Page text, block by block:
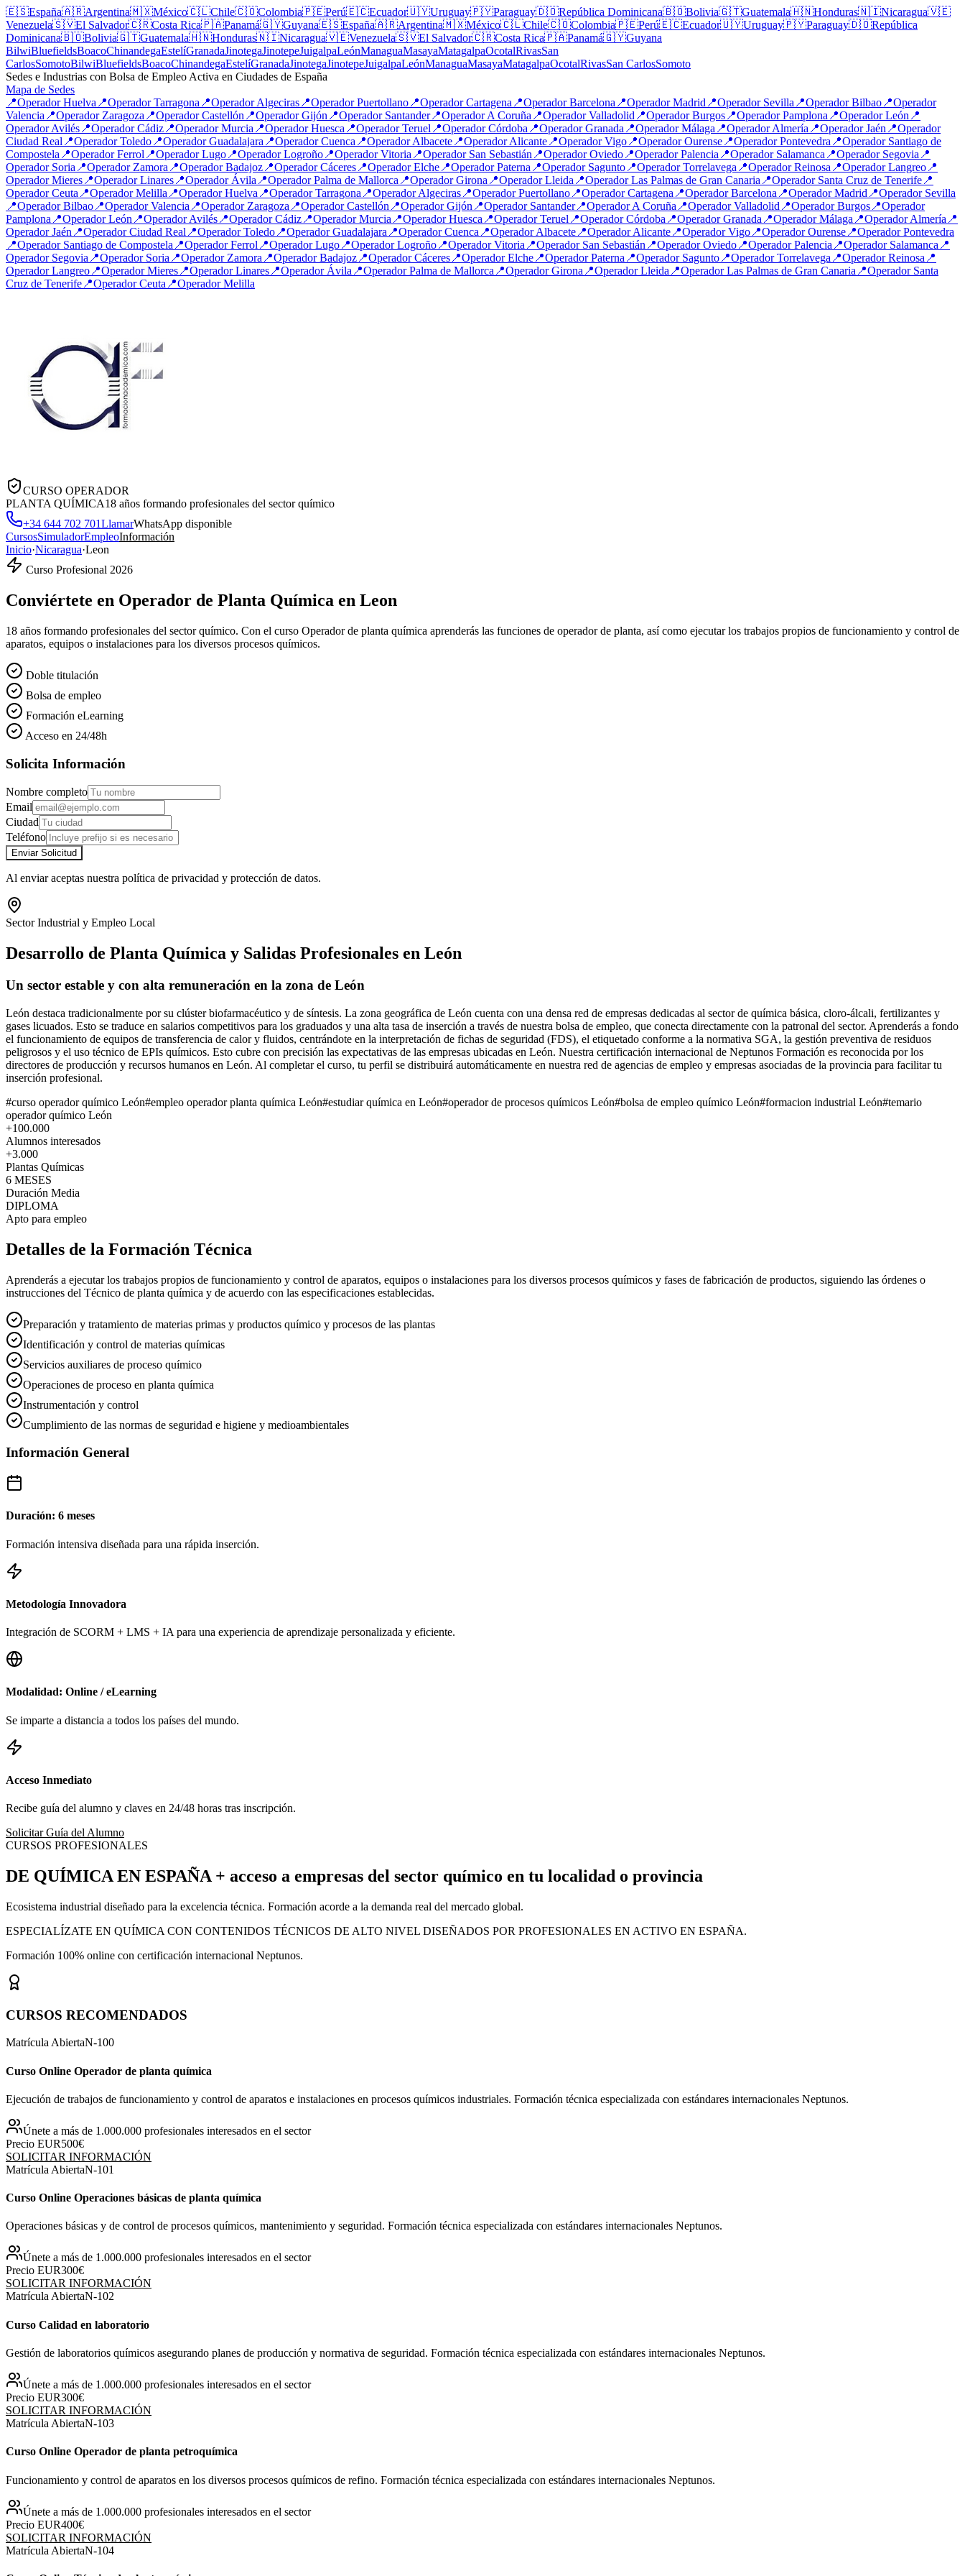
🇪🇸España🇦🇷Argentina🇲🇽México🇨🇱Chile🇨🇴Colombia🇵🇪Perú🇪🇨Ecuador🇺🇾Uruguay🇵🇾Paraguay🇩🇴República Dominicana🇧🇴Bolivia🇬🇹Guatemala🇭🇳Honduras🇳🇮Nicaragua🇻🇪
Venezuela🇸🇻El Salvador🇨🇷Costa Rica🇵🇦Panamá🇬🇾Guyana🇪🇸España🇦🇷Argentina🇲🇽México🇨🇱Chile🇨🇴Colombia🇵🇪Perú🇪🇨Ecuador🇺🇾Uruguay🇵🇾Paraguay🇩🇴República
Dominicana🇧🇴Bolivia🇬🇹Guatemala🇭🇳Honduras🇳🇮Nicaragua🇻🇪Venezuela🇸🇻El Salvador🇨🇷Costa Rica🇵🇦Panamá🇬🇾Guyana
BilwiBluefieldsBoacoChinandegaEstelíGranadaJinotegaJinotepeJuigalpaLeónManaguaMasayaMatagalpaOcotalRivasSan
CarlosSomotoBilwiBluefieldsBoacoChinandegaEstelíGranadaJinotegaJinotepeJuigalpaLeónManaguaMasayaMatagalpaOcotalRivasSan CarlosSomoto
Sedes e Industrias con Bolsa de Empleo Activa en Ciudades de España
Mapa de Sedes
📍OperadorHuelva 📍OperadorTarragona 📍OperadorAlgeciras 📍OperadorPuertollano 📍OperadorCartagena 📍OperadorBarcelona 📍OperadorMadrid 📍Operador Sevilla 📍OperadorBilbao 📍Operador
Valencia 📍Operador Zaragoza 📍OperadorCastellón 📍OperadorGijón 📍Operador Santander📍OperadorA Coruña 📍OperadorValladolid 📍OperadorBurgos 📍OperadorPamplona 📍OperadorLeón 📍
OperadorAvilés 📍OperadorCádiz 📍OperadorMurcia 📍OperadorHuesca 📍OperadorTeruel 📍OperadorCórdoba 📍OperadorGranada 📍OperadorMálaga 📍OperadorAlmería 📍OperadorJaén 📍Operador
Ciudad Real 📍OperadorToledo 📍OperadorGuadalajara 📍OperadorCuenca 📍OperadorAlbacete 📍OperadorAlicante 📍OperadorVigo 📍OperadorOurense 📍OperadorPontevedra 📍Operador Santiago de
Compostela 📍OperadorFerrol 📍OperadorLugo 📍OperadorLogroño 📍OperadorVitoria 📍Operador San Sebastián 📍OperadorOviedo 📍OperadorPalencia 📍Operador Salamanca 📍Operador Segovia 📍
Operador Soria 📍Operador Zamora 📍OperadorBadajoz 📍OperadorCáceres 📍OperadorElche 📍OperadorPaterna 📍Operador Sagunto 📍OperadorTorrelavega 📍OperadorReinosa 📍OperadorLangreo 📍
OperadorMieres 📍OperadorLinares 📍Operador Ávila 📍OperadorPalma de Mallorca 📍OperadorGirona 📍OperadorLleida 📍OperadorLas Palmas de Gran Canaria 📍Operador Santa Cruz de Tenerife 📍
OperadorCeuta 📍OperadorMelilla 📍OperadorHuelva 📍OperadorTarragona 📍OperadorAlgeciras 📍OperadorPuertollano 📍OperadorCartagena 📍OperadorBarcelona 📍OperadorMadrid 📍Operador Sevilla
📍OperadorBilbao 📍OperadorValencia 📍Operador Zaragoza 📍OperadorCastellón 📍OperadorGijón 📍Operador Santander📍OperadorA Coruña 📍OperadorValladolid 📍OperadorBurgos 📍Operador
Pamplona 📍OperadorLeón 📍OperadorAvilés 📍OperadorCádiz 📍OperadorMurcia 📍OperadorHuesca 📍OperadorTeruel 📍OperadorCórdoba 📍OperadorGranada 📍OperadorMálaga 📍OperadorAlmería 📍
OperadorJaén 📍OperadorCiudad Real 📍OperadorToledo 📍OperadorGuadalajara 📍OperadorCuenca 📍OperadorAlbacete 📍OperadorAlicante 📍OperadorVigo 📍OperadorOurense 📍OperadorPontevedra
📍Operador Santiago de Compostela 📍OperadorFerrol 📍OperadorLugo 📍OperadorLogroño 📍OperadorVitoria 📍Operador San Sebastián 📍OperadorOviedo 📍OperadorPalencia 📍Operador Salamanca 📍
Operador Segovia 📍Operador Soria 📍Operador Zamora 📍OperadorBadajoz 📍OperadorCáceres 📍OperadorElche 📍OperadorPaterna 📍Operador Sagunto 📍OperadorTorrelavega 📍OperadorReinosa 📍
OperadorLangreo 📍OperadorMieres 📍OperadorLinares 📍Operador Ávila 📍OperadorPalma de Mallorca 📍OperadorGirona 📍OperadorLleida 📍OperadorLas Palmas de Gran Canaria 📍Operador Santa
Cruz de Tenerife 📍OperadorCeuta 📍OperadorMelilla
CURSO OPERADOR
PLANTA QUÍMICA18 años formando profesionales del sector químico
+34 644 702 701LlamarWhatsApp disponible
CursosSimuladorEmpleoInformación
Inicio·Nicaragua·Leon
Curso Profesional 2026
Conviértete en Operador de Planta Química en Leon
18 años formando profesionales del sector químico. Con el curso Operador de planta química aprenderás las funciones de operador de planta, así como ejecutar los trabajos propios de funcionamiento y control de
aparatos, equipos o instalaciones para los diversos procesos químicos.
Doble titulación
Bolsa de empleo
Formación eLearning
Acceso en 24/48h
Solicita Información
Nombre completo
Email
Ciudad
Teléfono
Enviar Solicitud
Al enviar aceptas nuestra política de privacidad y protección de datos.
Sector Industrial y Empleo Local
Desarrollo de Planta Química y Salidas Profesionales en León
Un sector estable y con alta remuneración en la zona de León
León destaca tradicionalmente por su clúster biofarmacéutico y de síntesis. La zona geográfica de León cuenta con una densa red de empresas dedicadas al sector de química básica, cloro-álcali, fertilizantes y
gases licuados. Esto se traduce en salarios competitivos para los graduados y una alta tasa de inserción a través de nuestra bolsa de empleo, que conecta directamente con la patronal del sector. Aprenderás a fondo
el funcionamiento de equipos de transferencia de calor y fluidos, centrándote en la interpretación de fichas de seguridad (FDS), el etiquetado conforme a la normativa SGA, la gestión preventiva de residuos
peligrosos y el uso técnico de EPIs químicos. Esto cubre con precisión las expectativas de las empresas ubicadas en León. Nuestra certificación internacional de Neptunos Formación es reconocida por los
directores de producción y recursos humanos en León. Al completar el curso, tu perfil se distribuirá automáticamente en nuestra red de agencias de empleo y empresas asociadas de la provincia para facilitar tu
inserción profesional.
#curso operador químico León#empleo operador planta química León#estudiar química en León#operador de procesos químicos León#bolsa de empleo químico León#formacion industrial León#temario
operador químico León
+100.000
Alumnos interesados
+3.000
Plantas Químicas
6 MESES
Duración Media
DIPLOMA
Apto para empleo
Detalles de la Formación Técnica
Aprenderás a ejecutar los trabajos propios de funcionamiento y control de aparatos, equipos o instalaciones para los diversos procesos químicos y fases de fabricación de productos, siguiendo las órdenes o
instrucciones del Técnico de planta química y de acuerdo con las especificaciones establecidas.
Preparación y tratamiento de materias primas y productos químico y procesos de las plantas
Identificación y control de materias químicas
Servicios auxiliares de proceso químico
Operaciones de proceso en planta química
Instrumentación y control
Cumplimiento de las normas de seguridad e higiene y medioambientales
Información General
Duración: 6 meses
Formación intensiva diseñada para una rápida inserción.
Metodología Innovadora
Integración de SCORM + LMS + IA para una experiencia de aprendizaje personalizada y eficiente.
Modalidad: Online / eLearning
Se imparte a distancia a todos los países del mundo.
Acceso Inmediato
Recibe guía del alumno y claves en 24/48 horas tras inscripción.
Solicitar Guía del Alumno
CURSOS PROFESIONALES
DE QUÍMICA EN ESPAÑA + acceso a empresas del sector químico en tu localidad o provincia
Ecosistema industrial diseñado para la excelencia técnica. Formación acorde a la demanda real del mercado global.
ESPECIALÍZATE EN QUÍMICA CON CONTENIDOS TÉCNICOS DE ALTO NIVEL DISEÑADOS POR PROFESIONALES EN ACTIVO EN ESPAÑA.
Formación 100% online con certificación internacional Neptunos.
CURSOS RECOMENDADOS
Matrícula AbiertaN-100
Curso Online Operador de planta química
Ejecución de trabajos de funcionamiento y control de aparatos e instalaciones en procesos químicos industriales. Formación técnica especializada con estándares internacionales Neptunos.
Únete a más de 1.000.000 profesionales interesados en el sector
Precio EUR500€
SOLICITAR INFORMACIÓN
Matrícula AbiertaN-101
Curso Online Operaciones básicas de planta química
Operaciones básicas y de control de procesos químicos, mantenimiento y seguridad. Formación técnica especializada con estándares internacionales Neptunos.
Únete a más de 1.000.000 profesionales interesados en el sector
Precio EUR300€
SOLICITAR INFORMACIÓN
Matrícula AbiertaN-102
Curso Calidad en laboratorio
Gestión de laboratorios químicos asegurando planes de producción y normativa de seguridad. Formación técnica especializada con estándares internacionales Neptunos.
Únete a más de 1.000.000 profesionales interesados en el sector
Precio EUR300€
SOLICITAR INFORMACIÓN
Matrícula AbiertaN-103
Curso Online Operador de planta petroquímica
Funcionamiento y control de aparatos en los diversos procesos químicos de refino. Formación técnica especializada con estándares internacionales Neptunos.
Únete a más de 1.000.000 profesionales interesados en el sector
Precio EUR400€
SOLICITAR INFORMACIÓN
Matrícula AbiertaN-104